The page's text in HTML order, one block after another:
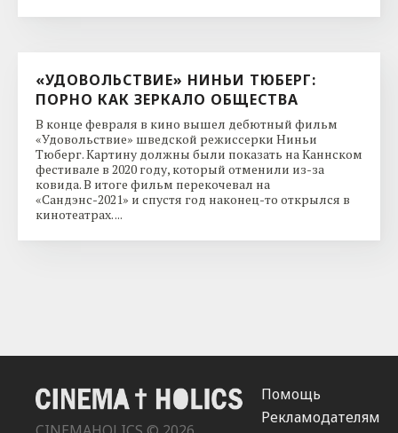
«УДОВОЛЬСТВИЕ» НИНЬИ ТЮБЕРГ:
ПОРНО КАК ЗЕРКАЛО ОБЩЕСТВА
В конце февраля в кино вышел дебютный фильм
«Удовольствие» шведской режиссерки Ниньи
Тюберг. Картину должны были показать на Каннском
фестивале в 2020 году, который отменили из-за
ковида. В итоге фильм перекочевал на
«Сандэнс-2021» и спустя год наконец-то открылся в
кинотеатрах. ...
Помощь
Рекламодателям